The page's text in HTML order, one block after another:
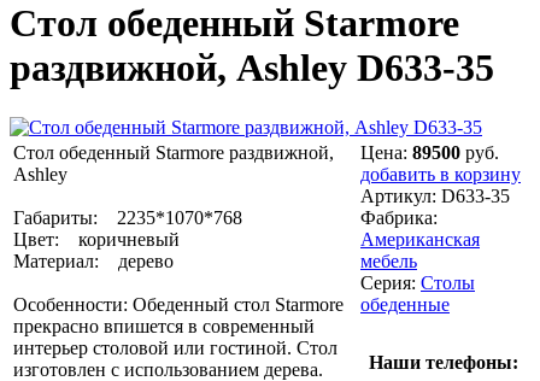
Стол обеденный Starmore
раздвижной, Ashley D633-35
Стол обеденный Starmore раздвижной,
Ashley
Габариты: 2235*1070*768
Цвет: коричневый
Материал: дерево
Особенности: Обеденный стол Starmore
прекрасно впишется в современный
интерьер столовой или гостиной. Стол
изготовлен с использованием дерева.
Цена: 89500 руб.
добавить в корзину
Артикул: D633-35
Фабрика:
Американская
мебель
Серия: Столы
обеденные
Наши телефоны: